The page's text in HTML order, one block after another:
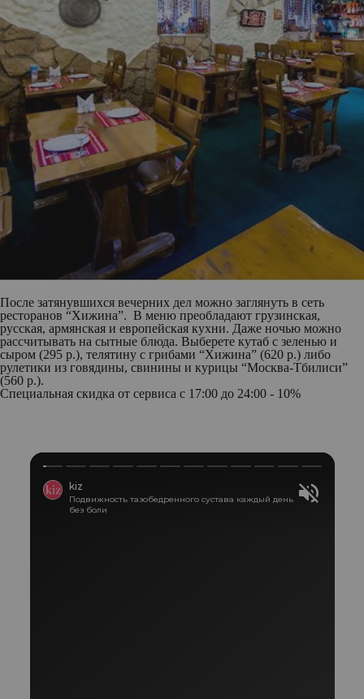
После затянувшихся вечерних дел можно заглянуть в сеть
ресторанов “Хижина”. В меню преобладают грузинская,
русская, армянская и европейская кухни. Даже ночью можно
рассчитывать на сытные блюда. Выберете кутаб с зеленью и
сыром (295 р.), телятину с грибами “Хижина” (620 р.) либо
рулетики из говядины, свинины и курицы “Москва-Тбилиси”
(560 р.).
Специальная скидка от сервиса c 17:00 до 24:00 - 10%